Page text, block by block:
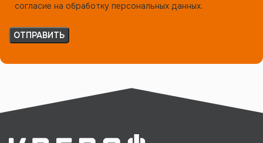
согласие на обработку персональных данных.